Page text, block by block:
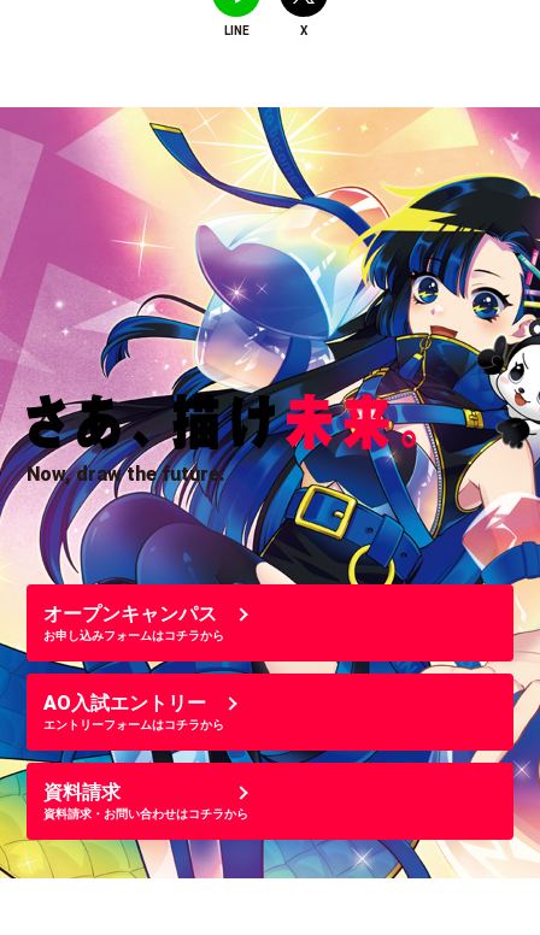
LINE X
Now, draw the future.
オープンキャンパス
お申し込みフォームはコチラから
AO入試エントリー
エントリーフォームはコチラから
資料請求
資料請求・お問い合わせはコチラから